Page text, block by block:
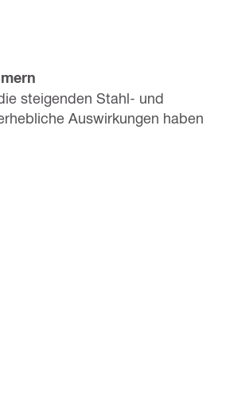
steigenden Stahl- und
Auswirkungen haben